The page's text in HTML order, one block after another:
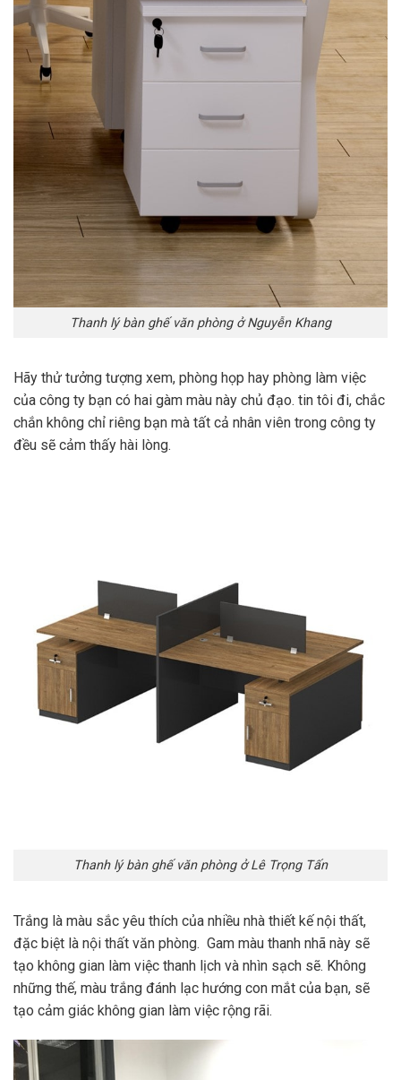
Thanh lý bàn ghế văn phòng ở Nguyễn Khang
Hãy thử tưởng tượng xem, phòng họp hay phòng làm việc
của công ty bạn có hai gàm màu này chủ đạo. tin tôi đi, chắc
chắn không chỉ riêng bạn mà tất cả nhân viên trong công ty
đều sẽ cảm thấy hài lòng.
Thanh lý bàn ghế văn phòng ở Lê Trọng Tấn
Trắng là màu sắc yêu thích của nhiều nhà thiết kế nội thất,
đặc biệt là nội thất văn phòng. Gam màu thanh nhã này sẽ
tạo không gian làm việc thanh lịch và nhìn sạch sẽ. Không
những thế, màu trắng đánh lạc hướng con mắt của bạn, sẽ
tạo cảm giác không gian làm việc rộng rãi.